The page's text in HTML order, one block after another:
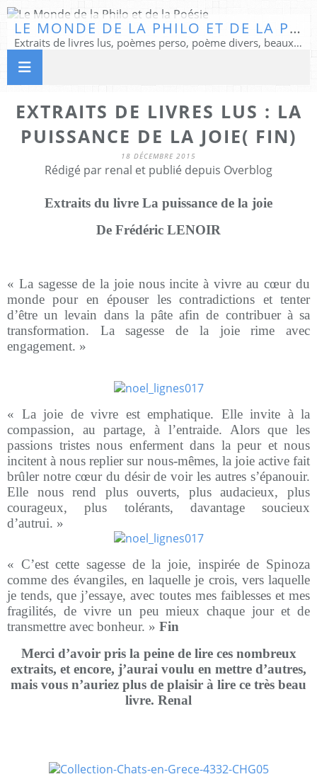
LE MONDE DE LA PHILO ET DE LA POÉSIE
Extraits de livres lus, poèmes perso, poème divers, beaux textes...
EXTRAITS DE LIVRES LUS : LA
PUISSANCE DE LA JOIE( FIN)
18 DÉCEMBRE 2015
Rédigé par renal et publié depuis Overblog
Extraits du livre La puissance de la joie
De Frédéric LENOIR
« La sagesse de la joie nous incite à vivre au cœur du
monde pour en épouser les contradictions et tenter
d’être un levain dans la pâte afin de contribuer à sa
transformation. La sagesse de la joie rime avec
engagement. »
« La joie de vivre est emphatique. Elle invite à la
compassion, au partage, à l’entraide. Alors que les
passions tristes nous enferment dans la peur et nous
incitent à nous replier sur nous-mêmes, la joie active fait
brûler notre cœur du désir de voir les autres s’épanouir.
Elle nous rend plus ouverts, plus audacieux, plus
courageux, plus tolérants, davantage soucieux
d’autrui. »
« C’est cette sagesse de la joie, inspirée de Spinoza
comme des évangiles, en laquelle je crois, vers laquelle
je tends, que j’essaye, avec toutes mes faiblesses et mes
fragilités, de vivre un peu mieux chaque jour et de
transmettre avec bonheur. » Fin
Merci d’avoir pris la peine de lire ces nombreux
extraits, et encore, j’aurai voulu en mettre d’autres,
mais vous n’auriez plus de plaisir à lire ce très beau
livre. Renal